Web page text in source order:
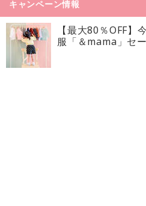
キャンペーン情報
【最大80％OFF】
服「＆mama」セ